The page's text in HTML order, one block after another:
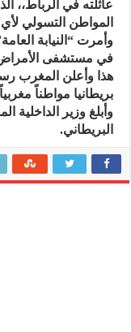
عائلته في الرباط،،
المواطن التسولي
وأمرت “النيابة
في مستشفى الأمراض
هذا وأعلن المغرب
بريطانيا مواطناً
وأبلغ وزير الداخلية
البريطاني.